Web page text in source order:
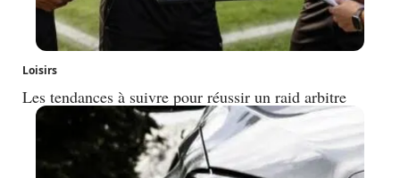
Loisirs
Les tendances à suivre pour réussir un raid arbitre